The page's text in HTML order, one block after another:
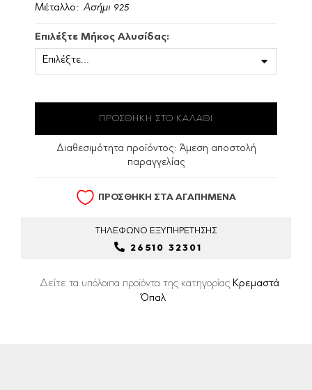
Μέταλλο: Ασήμι 925
Επιλέξτε Μήκος Αλυσίδας:
Διαθεσιμότητα προϊόντος: Άμεση αποστολή
παραγγελίας
ΠΡΟΣΘΗΚΗ ΣΤΑ ΑΓΑΠΗΜΕΝΑ
ΤΗΛΕΦΩΝΟ ΕΞΥΠΗΡΕΤΗΣΗΣ
26510 32301
Δείτε τα υπόλοιπα προϊόντα της κατηγορίας Κρεμαστά
Όπαλ